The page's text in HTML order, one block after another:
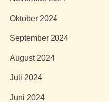
Oktober 2024
September 2024
August 2024
Juli 2024
Juni 2024